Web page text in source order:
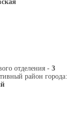
отделения - 3
район города: